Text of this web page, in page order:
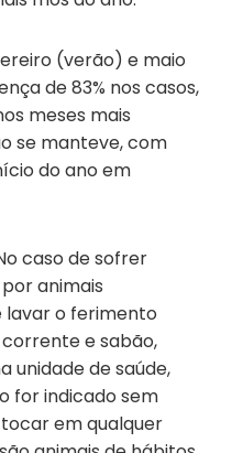
(verão) e maio
de 83% nos casos,
meses mais
se manteve, com
do ano em
caso de sofrer
animais
lavar o ferimento
e sabão,
unidade de saúde,
for indicado sem
em qualquer